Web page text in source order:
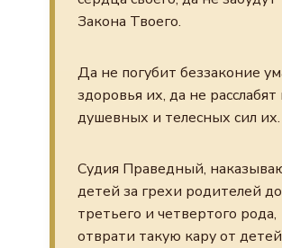
Закона Твоего.
Да не погубит беззаконие
здоровья их, да не расслабят
душевных и телесных сил их.
Судия Праведный,
детей за грехи родителей до
третьего и четвертого рода,
отврати такую кару от